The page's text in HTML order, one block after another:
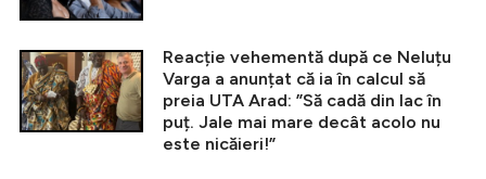
Reacție vehementă după ce Neluțu
Varga a anunțat că ia în calcul să
preia UTA Arad: ”Să cadă din lac în
puț. Jale mai mare decât acolo nu
este nicăieri!”